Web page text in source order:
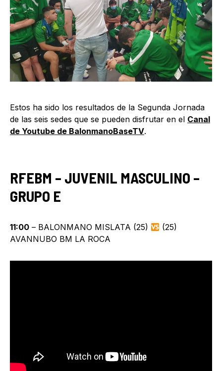
Estos ha sido los resultados de la Segunda Jornada
de las seis sedes que se pueden disfrutar en el Canal
de Youtube de BalonmanoBaseTV.
RFEBM – JUVENIL MASCULINO –
GRUPO E
11:00 – BALONMANO MISLATA (25)
(25)
AVANNUBO BM LA ROCA